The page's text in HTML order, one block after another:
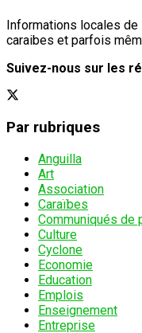
Informations locales
caraibes et parfois
Suivez-nous sur les
Par rubriques
Anguilla
Art
Association
Caraïbes
Communiqués de
Culture
Cyclone
Economie
Education
Emplois
Enseignement
Entreprise